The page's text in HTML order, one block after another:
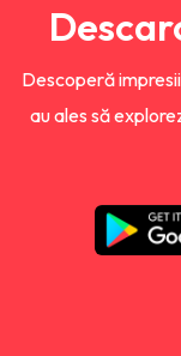
Descoperă
au ales să